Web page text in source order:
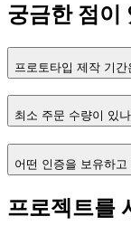
궁금한 점이
프로토타입 제작 기
최소 주문 수량이 있
어떤 인증을 보유하고
프로젝트를